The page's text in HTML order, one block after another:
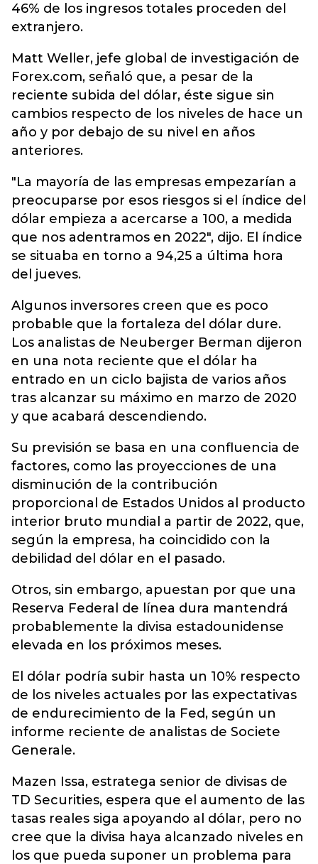
46% de los ingresos totales proceden del
extranjero.
Matt Weller, jefe global de investigación de
Forex.com, señaló que, a pesar de la
reciente subida del dólar, éste sigue sin
cambios respecto de los niveles de hace un
año y por debajo de su nivel en años
anteriores.
"La mayoría de las empresas empezarían a
preocuparse por esos riesgos si el índice del
dólar empieza a acercarse a 100, a medida
que nos adentramos en 2022", dijo. El índice
se situaba en torno a 94,25 a última hora
del jueves.
Algunos inversores creen que es poco
probable que la fortaleza del dólar dure.
Los analistas de Neuberger Berman dijeron
en una nota reciente que el dólar ha
entrado en un ciclo bajista de varios años
tras alcanzar su máximo en marzo de 2020
y que acabará descendiendo.
Su previsión se basa en una confluencia de
factores, como las proyecciones de una
disminución de la contribución
proporcional de Estados Unidos al producto
interior bruto mundial a partir de 2022, que,
según la empresa, ha coincidido con la
debilidad del dólar en el pasado.
Otros, sin embargo, apuestan por que una
Reserva Federal de línea dura mantendrá
probablemente la divisa estadounidense
elevada en los próximos meses.
El dólar podría subir hasta un 10% respecto
de los niveles actuales por las expectativas
de endurecimiento de la Fed, según un
informe reciente de analistas de Societe
Generale.
Mazen Issa, estratega senior de divisas de
TD Securities, espera que el aumento de las
tasas reales siga apoyando al dólar, pero no
cree que la divisa haya alcanzado niveles en
los que pueda suponer un problema para